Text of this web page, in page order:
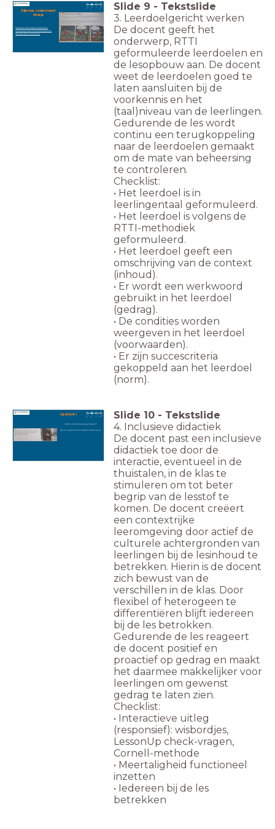
https://schooltv.nl/video-item/moet-
levenslang-ook-echt-levenslang-zijn-de-
zwaarste-straf-in-nederland
Kijk naar onderstaand
filmpje
Slide 9 - Tekstslide
3. Leerdoelgericht werken
De docent geeft het
onderwerp, RTTI
geformuleerde leerdoelen en
de lesopbouw aan. De docent
weet de leerdoelen goed te
laten aansluiten bij de
voorkennis en het
(taal)niveau van de leerlingen.
Gedurende de les wordt
continu een terugkoppeling
naar de leerdoelen gemaakt
om de mate van beheersing
te controleren.
Checklist:
• Het leerdoel is in
leerlingentaal geformuleerd.
• Het leerdoel is volgens de
RTTI-methodiek
geformuleerd.
• Het leerdoel geeft een
omschrijving van de context
(inhoud).
• Er wordt een werkwoord
gebruikt in het leerdoel
(gedrag).
• De condities worden
weergeven in het leerdoel
(voorwaarden).
• Er zijn succescriteria
gekoppeld aan het leerdoel
(norm).
Opdracht 1
Welke overtreding begaat Meryam?
Wat is er gevaarlijk aan Meryams overtreding?
Slide 10 - Tekstslide
4. Inclusieve didactiek
De docent past een inclusieve
didactiek toe door de
interactie, eventueel in de
thuistalen, in de klas te
stimuleren om tot beter
begrip van de lesstof te
komen. De docent creëert
een contextrijke
leeromgeving door actief de
culturele achtergronden van
leerlingen bij de lesinhoud te
betrekken. Hierin is de docent
zich bewust van de
verschillen in de klas. Door
flexibel of heterogeen te
differentiëren blijft iedereen
bij de les betrokken.
Gedurende de les reageert
de docent positief en
proactief op gedrag en maakt
het daarmee makkelijker voor
leerlingen om gewenst
gedrag te laten zien.
Checklist:
• Interactieve uitleg
(responsief): wisbordjes,
LessonUp check-vragen,
Cornell-methode
• Meertaligheid functioneel
inzetten
• Iedereen bij de les
betrekken